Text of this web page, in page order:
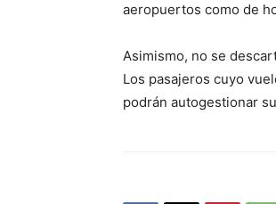
aeropuertos como de
Asimismo, no se
Los pasajeros cuyo
podrán autogestionar